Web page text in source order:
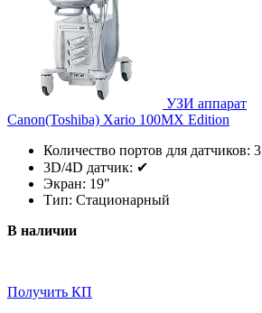
УЗИ аппарат
Canon(Toshiba) Xario 100MX Edition
Количество портов для датчиков: 3
3D/4D датчик: ✔
Экран: 19"
Тип: Стационарный
В наличии
Получить КП